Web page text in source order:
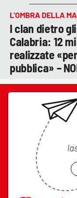
L’OMBRA DELLA
I clan dietro
Calabria: 12
realizzate
pubblica» –